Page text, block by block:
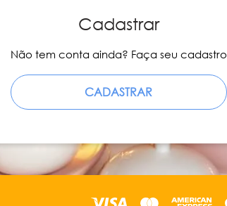
Cadastrar
Não tem conta ainda? Faça seu cadastro
CADASTRAR